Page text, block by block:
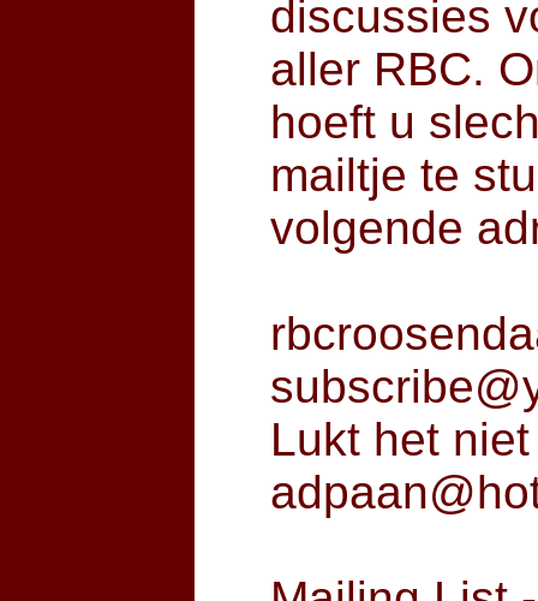
discussies
aller RBC.
hoeft u
mailtje te
volgende
Lukt het